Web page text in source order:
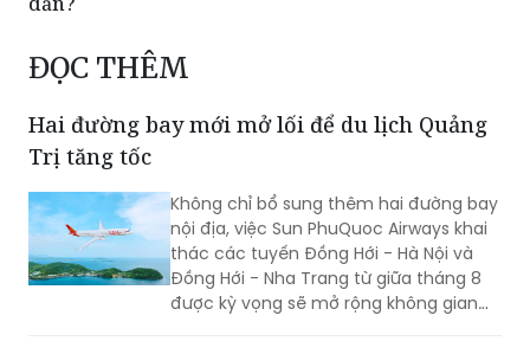
ĐỌC THÊM
Hai đường bay mới mở lối để du lịch Quảng
Trị tăng tốc
Không chỉ bổ sung thêm hai đường bay
nội địa, việc Sun PhuQuoc Airways khai
thác các tuyến Đồng Hới - Hà Nội và
Đồng Hới - Nha Trang từ giữa tháng 8
được kỳ vọng sẽ mở rộng không gian